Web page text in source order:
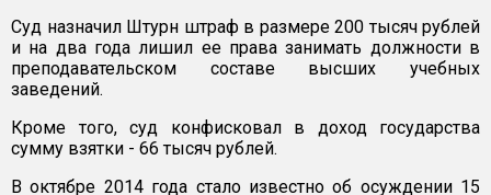
Суд назначил Штурн штраф в размере 200 тысяч рублей
и на два года лишил ее права занимать должности в
преподавательском составе высших учебных
заведений.
Кроме того, суд конфисковал в доход государства
сумму взятки - 66 тысяч рублей.
В октябре 2014 года стало известно об осуждении 15